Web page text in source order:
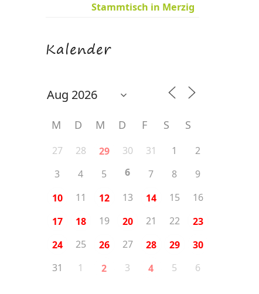
Stammtisch in Merzig
Kalender
M D M D F S S
27 28 29 30 31 1
2
3
4 5 6 7 8
9
10
11 12 13 14 15
16
17
18 19 20 21 22
23
24
25 26 27 28 29
30
31
1 2 3 4 5 6